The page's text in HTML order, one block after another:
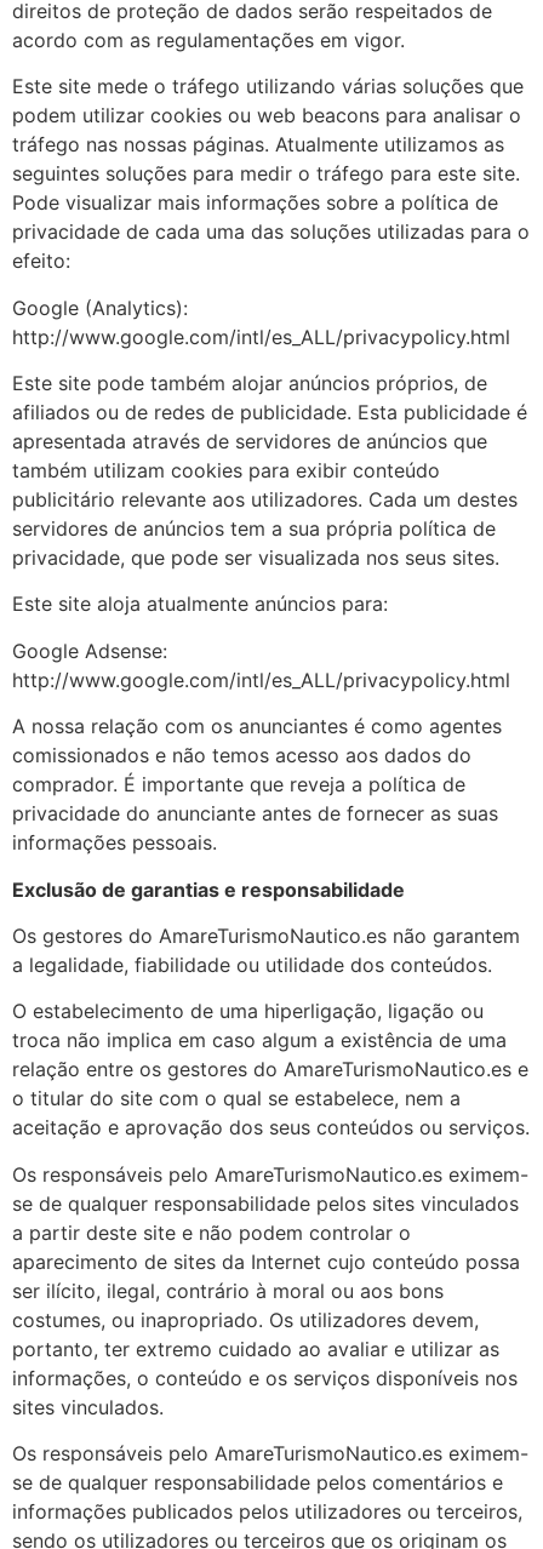
direitos de proteção de dados serão respeitados de
acordo com as regulamentações em vigor.
Este site mede o tráfego utilizando várias soluções que
podem utilizar cookies ou web beacons para analisar o
tráfego nas nossas páginas. Atualmente utilizamos as
seguintes soluções para medir o tráfego para este site.
Pode visualizar mais informações sobre a política de
privacidade de cada uma das soluções utilizadas para o
efeito:
Google (Analytics):
http://www.google.com/intl/es_ALL/privacypolicy.html
Este site pode também alojar anúncios próprios, de
afiliados ou de redes de publicidade. Esta publicidade é
apresentada através de servidores de anúncios que
também utilizam cookies para exibir conteúdo
publicitário relevante aos utilizadores. Cada um destes
servidores de anúncios tem a sua própria política de
privacidade, que pode ser visualizada nos seus sites.
Este site aloja atualmente anúncios para:
Google Adsense:
http://www.google.com/intl/es_ALL/privacypolicy.html
A nossa relação com os anunciantes é como agentes
comissionados e não temos acesso aos dados do
comprador. É importante que reveja a política de
privacidade do anunciante antes de fornecer as suas
informações pessoais.
Exclusão de garantias e responsabilidade
Os gestores do AmareTurismoNautico.es não garantem
a legalidade, fiabilidade ou utilidade dos conteúdos.
O estabelecimento de uma hiperligação, ligação ou
troca não implica em caso algum a existência de uma
relação entre os gestores do AmareTurismoNautico.es e
o titular do site com o qual se estabelece, nem a
aceitação e aprovação dos seus conteúdos ou serviços.
Os responsáveis ​​pelo AmareTurismoNautico.es eximem-
se de qualquer responsabilidade pelos sites vinculados
a partir deste site e não podem controlar o
aparecimento de sites da Internet cujo conteúdo possa
ser ilícito, ilegal, contrário à moral ou aos bons
costumes, ou inapropriado. Os utilizadores devem,
portanto, ter extremo cuidado ao avaliar e utilizar as
informações, o conteúdo e os serviços disponíveis nos
sites vinculados.
Os responsáveis ​​pelo AmareTurismoNautico.es eximem-
se de qualquer responsabilidade pelos comentários e
informações publicados pelos utilizadores ou terceiros,
sendo os utilizadores ou terceiros que os originam os